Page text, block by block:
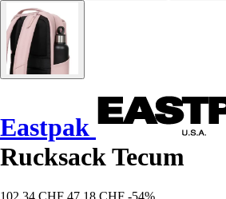
Eastpak
Rucksack Tecum
102,34 CHF 47,18 CHF -54%